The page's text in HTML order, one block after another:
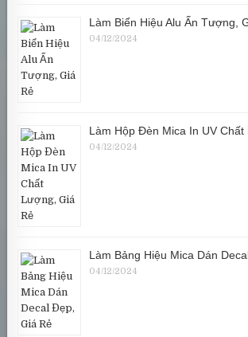
Làm Biển Hiệu Alu Ấn Tượng,
04/12/2024
Làm Hộp Đèn Mica In UV
04/12/2024
Làm Bảng Hiệu Mica Dán
04/12/2024